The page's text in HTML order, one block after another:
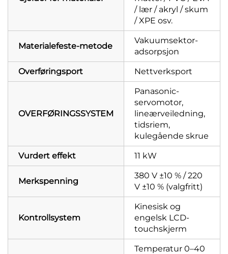
/ lær / akryl / skum
/ XPE osv.
Materialefeste-metode
Vakuumsektor-
adsorpsjon
Overføringsport Nettverksport
OVERFØRINGSSYSTEM
Panasonic-
servomotor,
lineærveiledning,
tidsriem,
kulegående skrue
Vurdert effekt 11 kW
Merkspenning
380 V ±10 % / 220
V ±10 % (valgfritt)
Kontrollsystem
Kinesisk og
engelsk LCD-
touchskjerm
Temperatur 0–40